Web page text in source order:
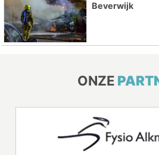
Beverwijk
ONZE